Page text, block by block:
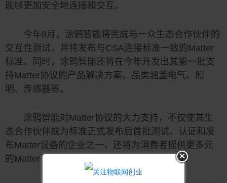
能够更加安全地连接和交互。
今年8月，涂鸦智能将完成与一众生态合作伙伴的
交互性测试，并将发布与CSA连接标准一致的Matter
标准。同时，涂鸦智能还将在今年开发出其第一批支
持Matter协议的产品解决方案，品类涵盖电气、照
明、传感器等。
涂鸦智能对Matter协议的大力支持，不仅使其生
态合作伙伴成为标准正式发布后首批测试、认证和发
布Matter设备的企业之一，还将为消费者提供更多元
的Matter智能家居解决方案。